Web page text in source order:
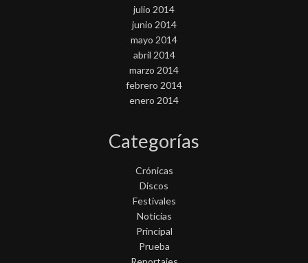
julio 2014
junio 2014
mayo 2014
abril 2014
marzo 2014
febrero 2014
enero 2014
Categorías
Crónicas
Discos
Festivales
Noticias
Principal
Prueba